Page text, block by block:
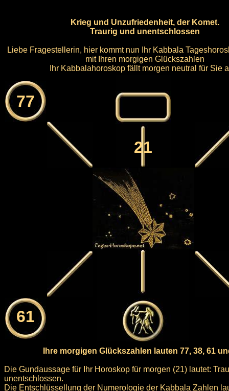
Krieg und Unzufriedenheit, der Komet.
Traurig und unentschlossen
Liebe Fragestellerin, hier kommt nun Ihr Kabbala
mit Ihren morgigen Glückszahlen
Ihr Kabbalahoroskop fällt morgen neutral für Sie
77
21
61
Ihre morgigen Glückszahlen lauten 77, 38, 61
Die Gundaussage für Ihr Horoskop für morgen (21) lautet:
unentschlossen.
Die Entschlüssellung der Numerologie der Kabbala Zahlen